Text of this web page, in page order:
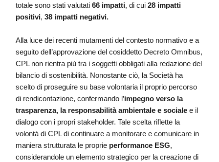
totale sono stati valutati 66 impatti, di cui 28 impatti
positivi, 38 impatti negativi.
Alla luce dei recenti mutamenti del contesto normativo e a
seguito dell’approvazione del cosiddetto Decreto Omnibus,
CPL non rientra più tra i soggetti obbligati alla redazione del
bilancio di sostenibilità. Nonostante ciò, la Società ha
scelto di proseguire su base volontaria il proprio percorso
di rendicontazione, confermando l’impegno verso la
trasparenza, la responsabilità ambientale e sociale e il
dialogo con i propri stakeholder. Tale scelta riflette la
volontà di CPL di continuare a monitorare e comunicare in
maniera strutturata le proprie performance ESG,
considerandole un elemento strategico per la creazione di